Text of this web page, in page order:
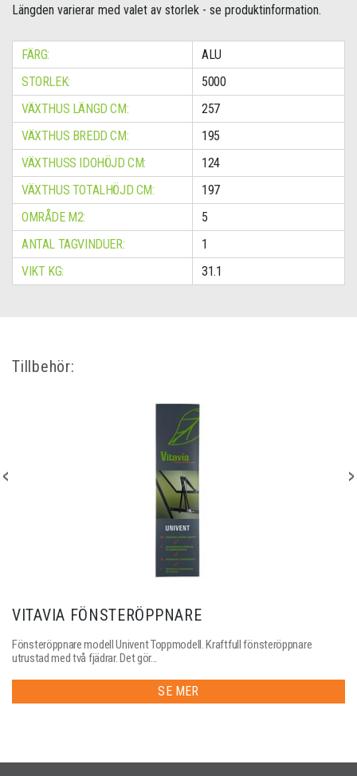
Längden varierar med valet av storlek - se produktinformation.
FÄRG:
ALU
STORLEK:
5000
VÄXTHUS LÄNGD CM:
257
VÄXTHUS BREDD CM:
195
VÄXTHUSS IDOHÖJD CM:
124
VÄXTHUS TOTALHÖJD CM:
197
OMRÅDE M2:
5
ANTAL TAGVINDUER:
1
VIKT KG:
31.1
Tillbehör:
VITAVIA FÖNSTERÖPPNARE
Fönsteröppnare modell Univent Toppmodell. Kraftfull fönsteröppnare
utrustad med två fjädrar. Det gör...
SE MER